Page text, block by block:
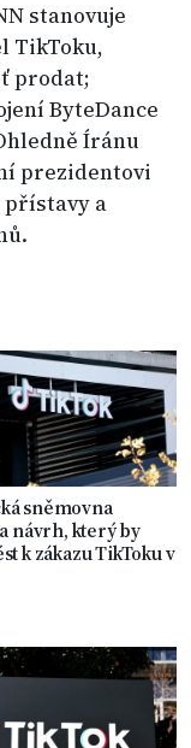
stanovuje
TikToku,
prodat;
ByteDance
Íránu
prezidentovi
a
sněmovna
návrh, který by
k zákazu TikToku v